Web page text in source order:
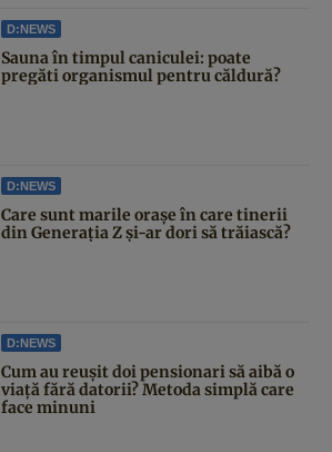
D:NEWS
Sauna în timpul caniculei: poate
pregăti organismul pentru căldură?
D:NEWS
Care sunt marile orașe în care tinerii
din Generația Z și-ar dori să trăiască?
D:NEWS
Cum au reușit doi pensionari să aibă o
viață fără datorii? Metoda simplă care
face minuni